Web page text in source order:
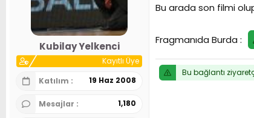
Kubilay Yelkenci
Kayıtlı Üye
Katılım
19 Haz 2008
Mesajlar 1,180
Bu arada son filmi
Fragmanıda Burda :
Bu bağlantı